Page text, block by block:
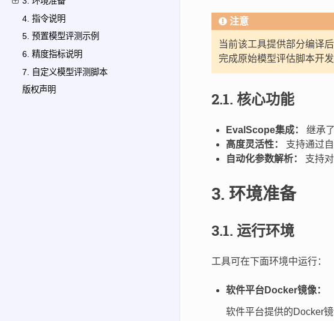
4. 指令说明
5. 预置模型评测示例
6. 精度指标说明
7. 自定义模型评测脚本
版权声明
注意
当前该工具提供部分编译
完成原始模型评估脚本开发
2.1. 核心功能
EvalScope集成：
继承
高度灵活性：
支持通过
自动化参数解析：
支持
3. 环境准备
3.1. 运行环境
工具可在下面环境中运行：
软件平台Docker镜像：
软件平台提供的Docker